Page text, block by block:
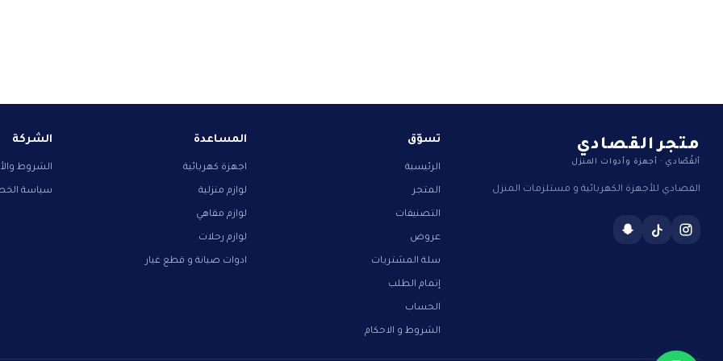
متجر القصادي
ألقُصّادي · أجهزة وأدوات المنزل
القصادي للأجهزة الكهربائية و مستلزمات المنزل
تسوّق
الرئيسية
المتجر
التصنيفات
عروض
سلة المشتريات
إتمام الطلب
الحساب
الشروط و الاحكام
المساعدة
اجهزة كهربائية
لوازم منزلية
لوازم مقاهي
لوازم رحلات
ادوات صيانة و قطع غيار
الشركة
الشروط
سياسة